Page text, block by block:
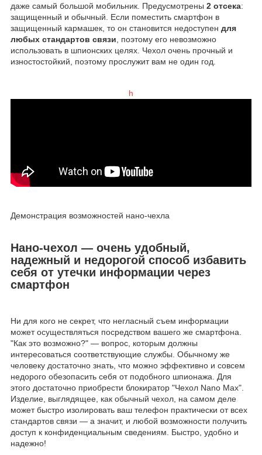
даже самый большой мобильник. Предусмотрены 2 отсека:
защищенный и обычный. Если поместить смартфон в
защищенный кармашек, то он становится недоступен для
любых стандартов связи , поэтому его невозможно
использовать в шпионских целях. Чехол очень прочный и
изностостойкий, поэтому прослужит вам не один год.
h
Демонстрация возможностей нано-чехла
Нано-чехол — очень удобный,
надежный и недорогой способ избавить
себя от утечки информации через
смартфон
Ни для кого не секрет, что негласный съем информации
может осуществляться посредством вашего же смартфона.
"Как это возможно?" — вопрос, которым должны
интересоваться соответствующие службы. Обычному же
человеку достаточно знать, что можно эффективно и совсем
недорого обезопасить себя от подобного шпионажа. Для
этого достаточно приобрести блокиратор "Чехол Nano Max".
Изделие, выглядящее, как обычный чехол, на самом деле
может быстро изолировать ваш телефон практически от всех
стандартов связи — а значит, и любой возможности получить
доступ к конфиденциальным сведениям. Быстро, удобно и
надежно!